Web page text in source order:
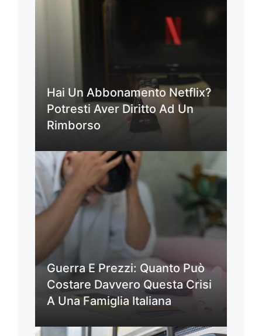
Hai Un Abbonamento Netflix?
Potresti Aver Diritto Ad Un
Rimborso
Guerra E Prezzi: Quanto Può
Costare Davvero Questa Crisi
A Una Famiglia Italiana